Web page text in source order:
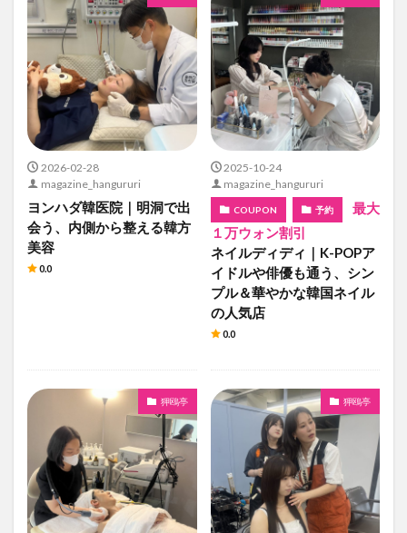
2026-02-28
magazine_hangururi
ヨンハダ韓医院｜明洞で出
会う、内側から整える韓方
美容
0.0
2025-10-24
magazine_hangururi
COUPON 予約
最大
１万ウォン割引
ネイルディディ｜K-POPア
イドルや俳優も通う、シン
プル＆華やかな韓国ネイル
の人気店
0.0
狎鴎亭 狎鴎亭